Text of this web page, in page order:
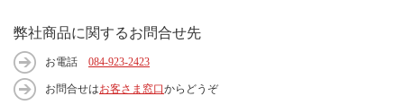
弊社商品に関するお問合せ先
お電話 084-923-2423
お問合せはお客さま窓口からどうぞ